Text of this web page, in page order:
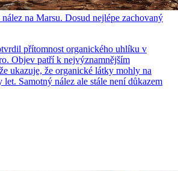
na Marsu. Dosud nejlépe zachovaný
přítomnost organického uhlíku v
Objev patří k nejvýznamnějším
ukazuje, že organické látky mohly na
Samotný nález ale stále není důkazem